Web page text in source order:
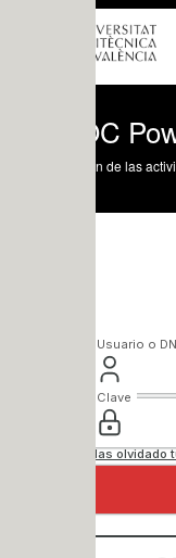
Power BI.
de las actividades